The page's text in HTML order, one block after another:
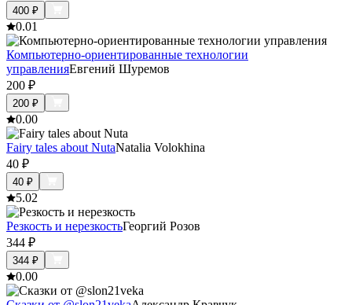
400 ₽
0.01
Компьютерно-ориентированные технологии
управленияЕвгений Шуремов
200 ₽
200 ₽
0.00
Fairy tales about NutaNatalia Volokhina
40 ₽
40 ₽
5.02
Резкость и нерезкостьГеоргий Розов
344 ₽
344 ₽
0.00